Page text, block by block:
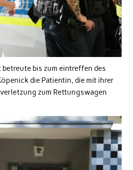
bis zum eintreffen des
die Patientin, die mit ihrer
zum Rettungswagen